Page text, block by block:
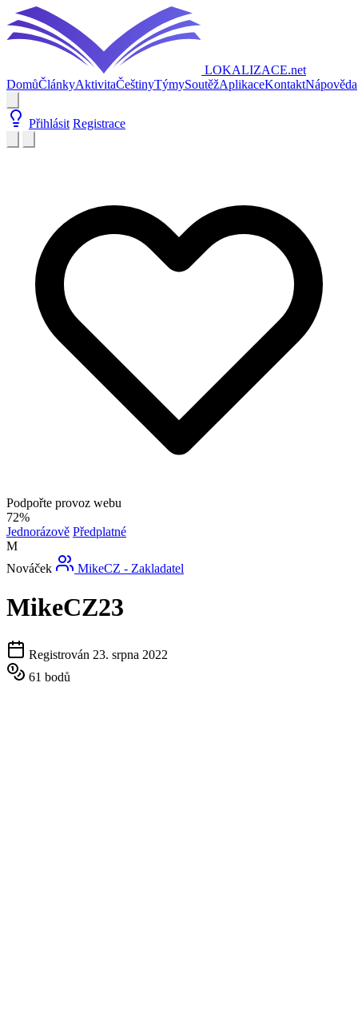
LOKALIZACE.net
DomůČlánkyAktivitaČeštinyTýmySoutěžAplikaceKontaktNápověda
Přihlásit Registrace
Podpořte provoz webu
72%
Jednorázově Předplatné
M
Nováček
MikeCZ - Zakladatel
MikeCZ23
Registrován 23. srpna 2022
61 bodů